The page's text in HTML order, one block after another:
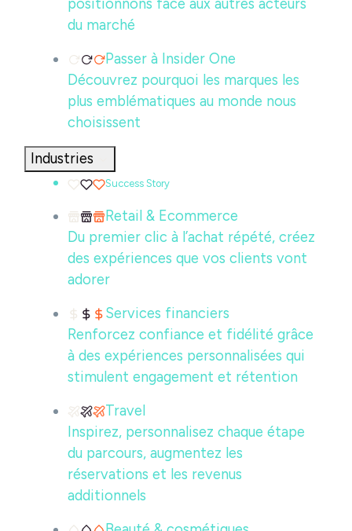
positionnons face aux autres acteurs
du marché
Passer à Insider One
Découvrez pourquoi les marques les
plus emblématiques au monde nous
choisissent
Industries
Success Story
Retail & Ecommerce
Du premier clic à l’achat répété, créez
des expériences que vos clients vont
adorer
Services financiers
Renforcez confiance et fidélité grâce
à des expériences personnalisées qui
stimulent engagement et rétention
Travel
Inspirez, personnalisez chaque étape
du parcours, augmentez les
réservations et les revenus
additionnels